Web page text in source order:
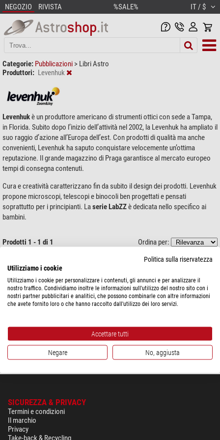
NEGOZIO RIVISTA %SALE% IT / $
Categorie: Pubblicazioni > Libri Astro
Produttori: Levenhuk
Levenhukè un produttore americano di strumenti ottici con sede a Tampa,
in Florida. Subito dopo l’inizio dell’attività nel 2002, la Levenhuk ha ampliato il
suo raggio d’azione all’Europa dell’est. Con prodotti di qualità ma anche
convenienti, Levenhuk ha saputo conquistare velocemente un’ottima
reputazione. Il grande magazzino di Praga garantisce al mercato europeo
tempi di consegna contenuti.
Cura e creatività caratterizzano fin da subito il design dei prodotti. Levenhuk
propone microscopi, telescopi e binocoli ben progettati e pensati
soprattutto per i principianti. Laserie LabZZè dedicata nello specifico ai
bambini.
Prodotti 1 - 1 di 1 Ordina per:
spedibile in
SICUREZZA & PRIVACY
Termini e condizioni
Il marchio
Privacy
Take-back & Recycling
Politica sulla riservatezza
Utilizziamo i cookie
Utilizziamo i cookie per personalizzare i contenuti, gli annunci e per analizzare il
nostro traffico. Condividiamo inoltre le informazioni sull'utilizzo del nostro sito con i
nostri partner pubblicitari e analitici, che possono combinarle con altre informazioni
che avete fornito loro o che hanno raccolto dall'utilizzo dei loro servizi.
Accettare tutti
Negare No, aggiusta